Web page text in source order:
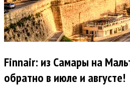
Finnair: из Самары на
обратно в июле и августе!